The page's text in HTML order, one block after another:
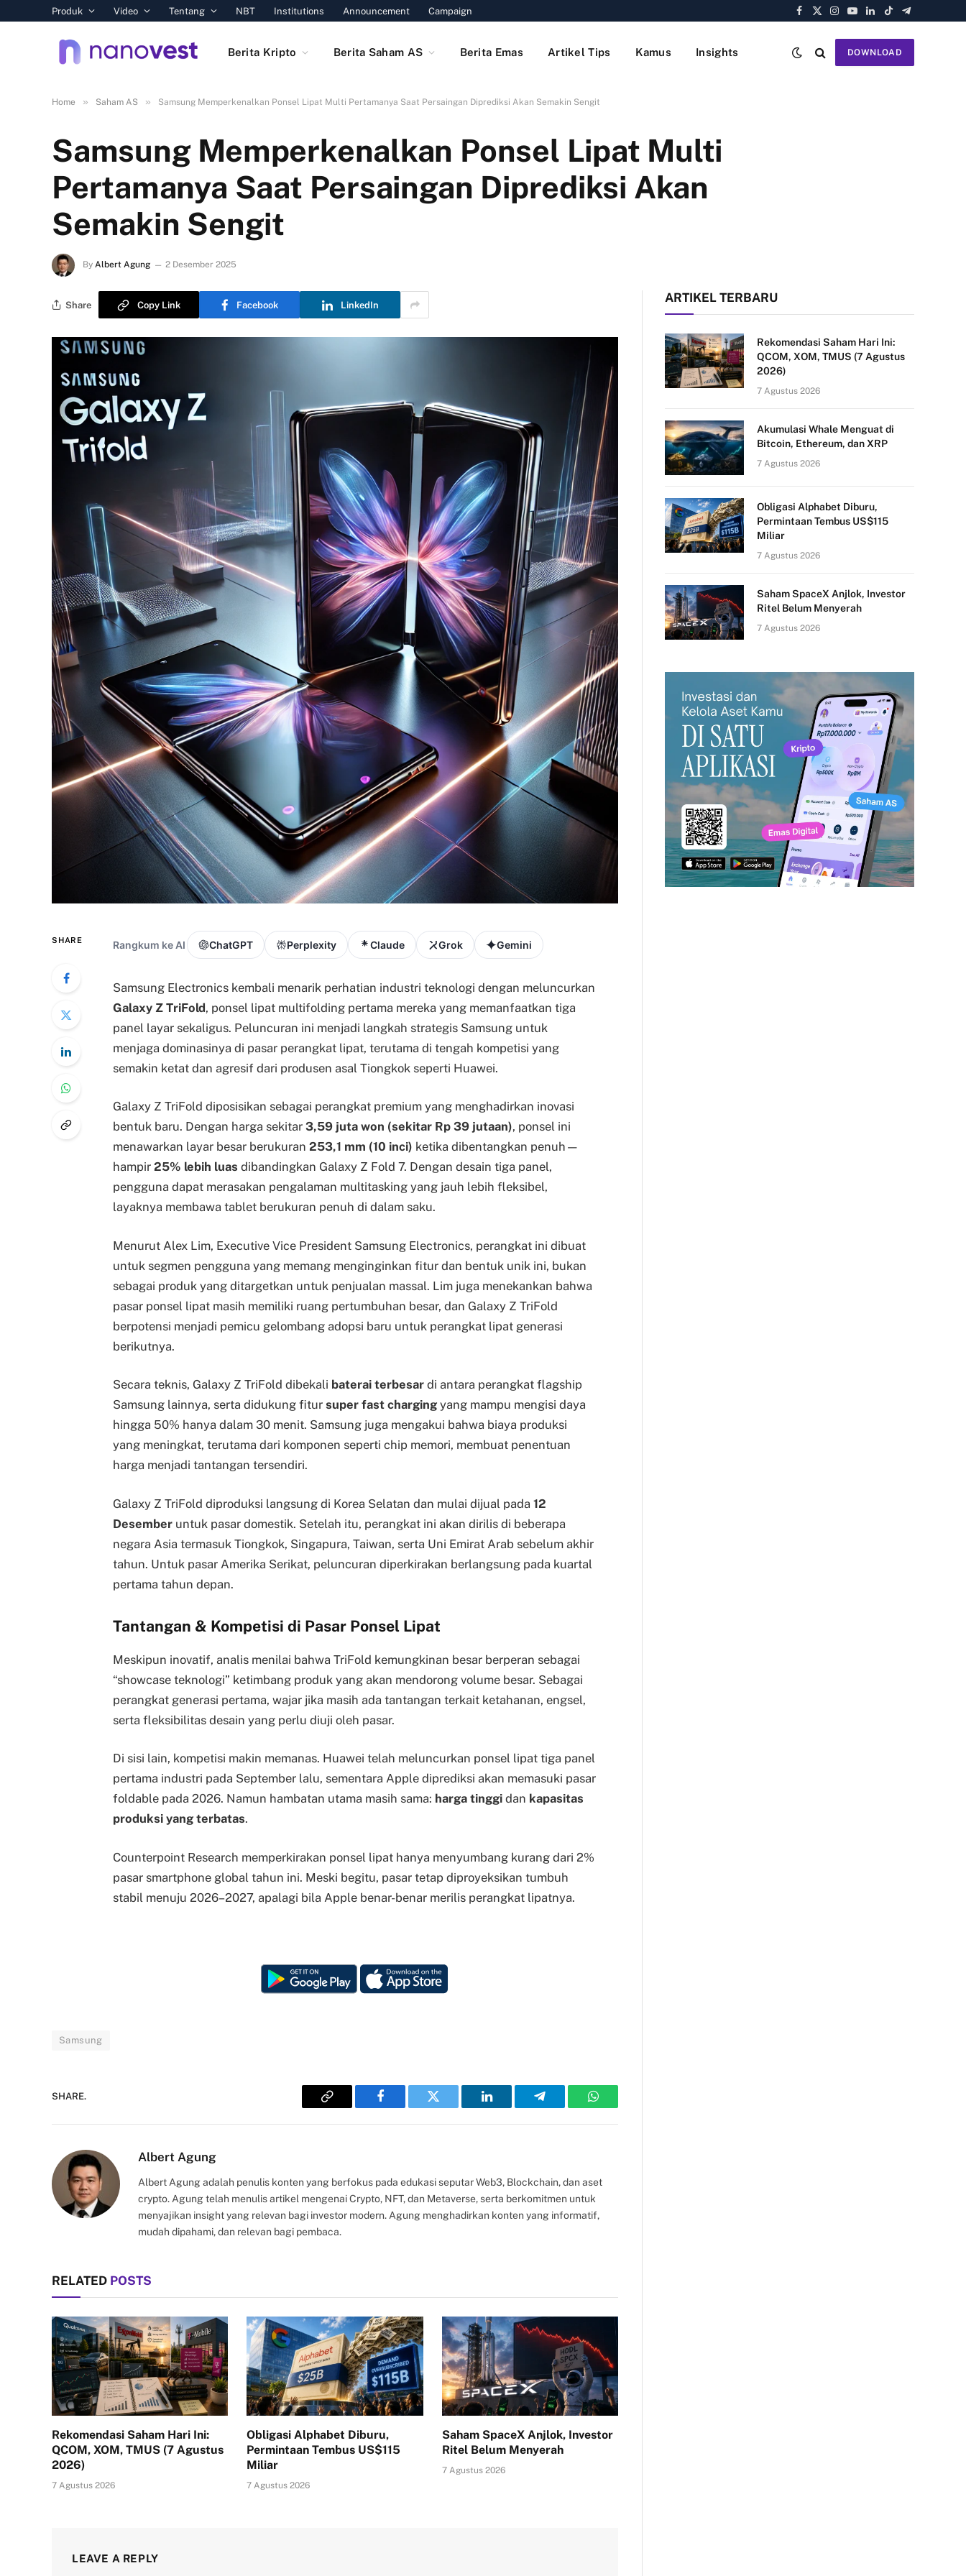
Produk Video Tentang NBT Institutions Announcement Campaign
Facebook
X
Instagram
YouTube
LinkedIn
TikTokTelegram
Berita Kripto Berita Saham AS Berita Emas Artikel Tips Kamus Insights DOWNLOAD
Home » Saham AS » Samsung Memperkenalkan Ponsel Lipat Multi Pertamanya Saat Persaingan Diprediksi Akan Semakin Sengit
Samsung Memperkenalkan Ponsel Lipat Multi
Pertamanya Saat Persaingan Diprediksi Akan
Semakin Sengit
By Albert Agung 2 Desember 2025
Share Copy Link Facebook LinkedIn
SHARE Rangkum ke AI ChatGPT Perplexity Claude Grok Gemini
Samsung Electronics kembali menarik perhatian industri teknologi dengan meluncurkan
Galaxy Z TriFold, ponsel lipat multifolding pertama mereka yang memanfaatkan tiga
panel layar sekaligus. Peluncuran ini menjadi langkah strategis Samsung untuk
menjaga dominasinya di pasar perangkat lipat, terutama di tengah kompetisi yang
semakin ketat dan agresif dari produsen asal Tiongkok seperti Huawei.
Galaxy Z TriFold diposisikan sebagai perangkat premium yang menghadirkan inovasi
bentuk baru. Dengan harga sekitar 3,59 juta won (sekitar Rp 39 jutaan), ponsel ini
menawarkan layar besar berukuran 253,1 mm (10 inci) ketika dibentangkan penuh—
hampir 25% lebih luas dibandingkan Galaxy Z Fold 7. Dengan desain tiga panel,
pengguna dapat merasakan pengalaman multitasking yang jauh lebih fleksibel,
layaknya membawa tablet berukuran penuh di dalam saku.
Menurut Alex Lim, Executive Vice President Samsung Electronics, perangkat ini dibuat
untuk segmen pengguna yang memang menginginkan fitur dan bentuk unik ini, bukan
sebagai produk yang ditargetkan untuk penjualan massal. Lim juga menekankan bahwa
pasar ponsel lipat masih memiliki ruang pertumbuhan besar, dan Galaxy Z TriFold
berpotensi menjadi pemicu gelombang adopsi baru untuk perangkat lipat generasi
berikutnya.
Secara teknis, Galaxy Z TriFold dibekali baterai terbesar di antara perangkat flagship
Samsung lainnya, serta didukung fitur super fast charging yang mampu mengisi daya
hingga 50% hanya dalam 30 menit. Samsung juga mengakui bahwa biaya produksi
yang meningkat, terutama dari komponen seperti chip memori, membuat penentuan
harga menjadi tantangan tersendiri.
Galaxy Z TriFold diproduksi langsung di Korea Selatan dan mulai dijual pada 12
Desember untuk pasar domestik. Setelah itu, perangkat ini akan dirilis di beberapa
negara Asia termasuk Tiongkok, Singapura, Taiwan, serta Uni Emirat Arab sebelum akhir
tahun. Untuk pasar Amerika Serikat, peluncuran diperkirakan berlangsung pada kuartal
pertama tahun depan.
Tantangan & Kompetisi di Pasar Ponsel Lipat
Meskipun inovatif, analis menilai bahwa TriFold kemungkinan besar berperan sebagai
“showcase teknologi” ketimbang produk yang akan mendorong volume besar. Sebagai
perangkat generasi pertama, wajar jika masih ada tantangan terkait ketahanan, engsel,
serta fleksibilitas desain yang perlu diuji oleh pasar.
Di sisi lain, kompetisi makin memanas. Huawei telah meluncurkan ponsel lipat tiga panel
pertama industri pada September lalu, sementara Apple diprediksi akan memasuki pasar
foldable pada 2026. Namun hambatan utama masih sama: harga tinggi dan kapasitas
produksi yang terbatas.
Counterpoint Research memperkirakan ponsel lipat hanya menyumbang kurang dari 2%
pasar smartphone global tahun ini. Meski begitu, pasar tetap diproyeksikan tumbuh
stabil menuju 2026–2027, apalagi bila Apple benar-benar merilis perangkat lipatnya.
Samsung
SHARE.
Copy
Facebook Twitter LinkedIn Telegram WhatsApp
Albert Agung
Albert Agung adalah penulis konten yang berfokus pada edukasi seputar Web3, Blockchain, dan aset
crypto. Agung telah menulis artikel mengenai Crypto, NFT, dan Metaverse, serta berkomitmen untuk
menyajikan insight yang relevan bagi investor modern. Agung menghadirkan konten yang informatif,
mudah dipahami, dan relevan bagi pembaca.
RELATED POSTS
Rekomendasi Saham Hari Ini:
QCOM, XOM, TMUS (7 Agustus
2026)
7 Agustus 2026
Obligasi Alphabet Diburu,
Permintaan Tembus US$115
Miliar
7 Agustus 2026
Saham SpaceX Anjlok, Investor
Ritel Belum Menyerah
7 Agustus 2026
LEAVE A REPLY
ARTIKEL TERBARU
Rekomendasi Saham Hari Ini:
QCOM, XOM, TMUS (7 Agustus
2026)
7 Agustus 2026
Akumulasi Whale Menguat di
Bitcoin, Ethereum, dan XRP
7 Agustus 2026
Obligasi Alphabet Diburu,
Permintaan Tembus US$115
Miliar
7 Agustus 2026
Saham SpaceX Anjlok, Investor
Ritel Belum Menyerah
7 Agustus 2026